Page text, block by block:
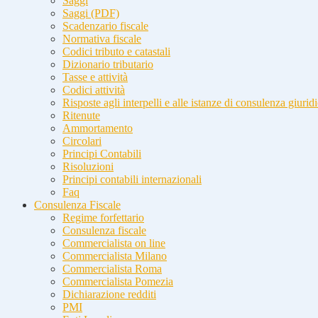
Saggi (PDF)
Scadenzario fiscale
Normativa fiscale
Codici tributo e catastali
Dizionario tributario
Tasse e attività
Codici attività
Risposte agli interpelli e alle istanze di consulenza
Ritenute
Ammortamento
Circolari
Principi Contabili
Risoluzioni
Principi contabili internazionali
Faq
Consulenza Fiscale
Regime forfettario
Consulenza fiscale
Commercialista on line
Commercialista Milano
Commercialista Roma
Commercialista Pomezia
Dichiarazione redditi
PMI